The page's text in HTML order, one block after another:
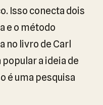
Isso conecta dois
e o método
no livro de Carl
popular a ideia de
é uma pesquisa